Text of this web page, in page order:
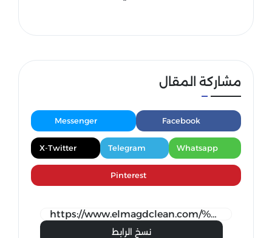
مشاركة المقال
Facebook
Messenger
Whatsapp
Telegram
X-Twitter
Pinterest
نسخ الرابط